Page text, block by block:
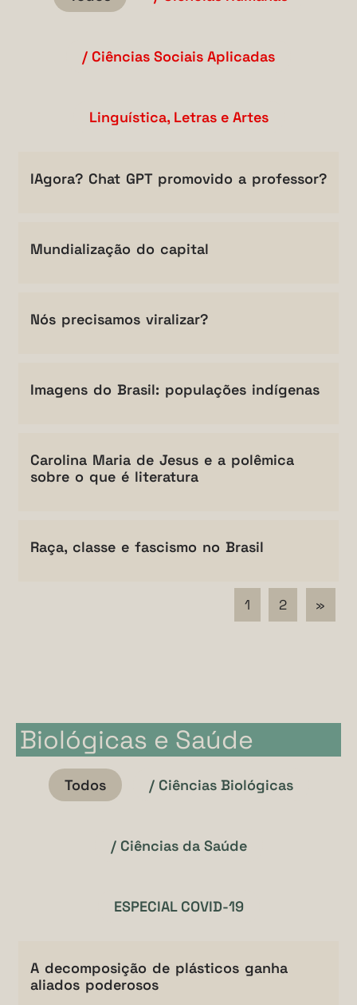
/ Ciências Sociais Aplicadas
Linguística, Letras e Artes
IAgora? Chat GPT promovido a professor?
Mundialização do capital
Nós precisamos viralizar?
Imagens do Brasil: populações indígenas
Carolina Maria de Jesus e a polêmica
sobre o que é literatura
Raça, classe e fascismo no Brasil
1 2 »
Biológicas e Saúde
Todos / Ciências Biológicas
/ Ciências da Saúde
ESPECIAL COVID-19
A decomposição de plásticos ganha
aliados poderosos